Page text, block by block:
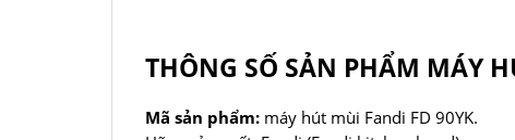
THÔNG SỐ SẢN PHẨM MÁY
Mã sản phẩm: máy hút mùi Fandi FD 90YK.